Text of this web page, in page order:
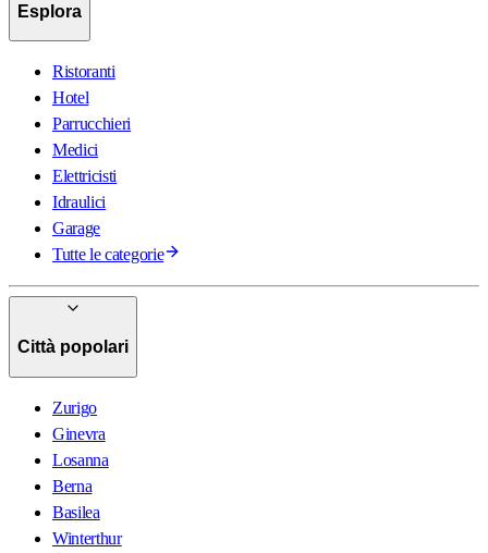
Esplora
Ristoranti
Hotel
Parrucchieri
Medici
Elettricisti
Idraulici
Garage
Tutte le categorie
Città popolari
Zurigo
Ginevra
Losanna
Berna
Basilea
Winterthur